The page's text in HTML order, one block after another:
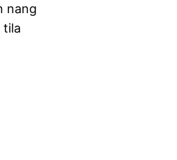
nang
tila